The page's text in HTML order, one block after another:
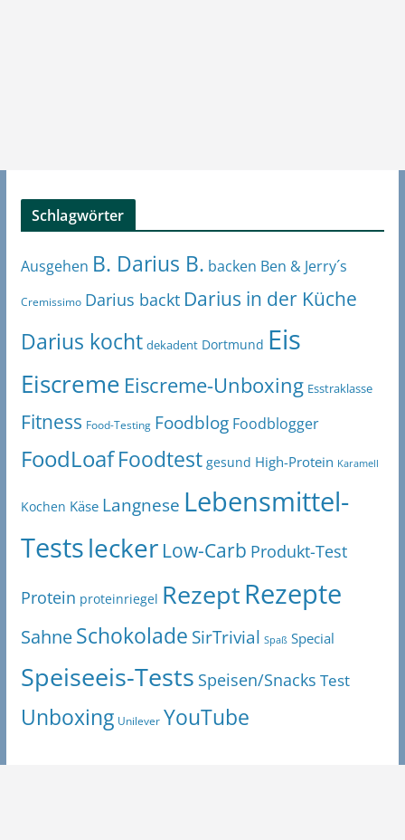
Schlagwörter
Ausgehen B. Darius B. backen Ben & Jerry´s
Cremissimo Darius backt Darius in der Küche
Darius kocht dekadent Dortmund Eis
Eiscreme Eiscreme-Unboxing Esstraklasse
Fitness Food-Testing Foodblog Foodblogger
FoodLoaf Foodtest gesund High-Protein Karamell
Kochen Käse Langnese Lebensmittel-
Testslecker Low-Carb Produkt-Test
Protein proteinriegel RezeptRezepte
SahneSchokolade SirTrivial Spaß Special
Speiseeis-Tests Speisen/Snacks Test
Unboxing Unilever YouTube